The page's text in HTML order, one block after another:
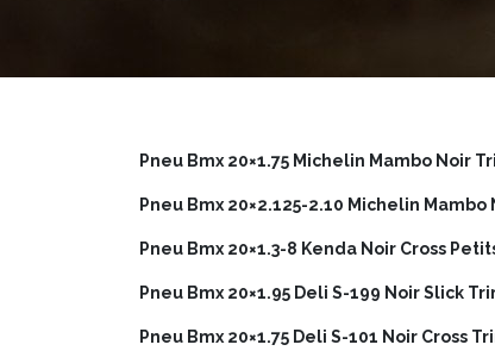
Pneu Bmx 20×1.75 Michelin Mambo Noir
Pneu Bmx 20×2.125-2.10 Michelin
Pneu Bmx 20×1.3-8 Kenda Noir Cross
Pneu Bmx 20×1.95 Deli S-199 Noir Slick
Pneu Bmx 20×1.75 Deli S-101 Noir Cross